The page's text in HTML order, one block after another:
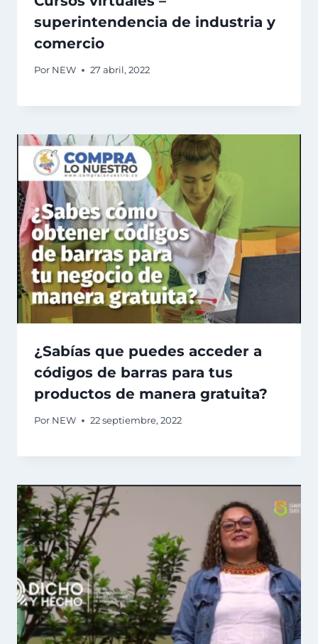
superintendencia de industria y
comercio
Por NEW 27 abril, 2022
¿Sabías que puedes acceder a
códigos de barras para tus
productos de manera gratuita?
Por NEW 22 septiembre, 2022